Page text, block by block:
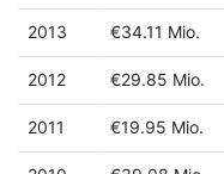
2013 €34.11 Mio.
2012 €29.85 Mio.
2011 €19.95 Mio.